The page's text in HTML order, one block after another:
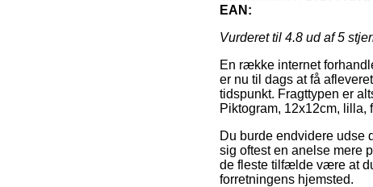
EAN:
Vurderet til 4.8 ud af 5
En række internet
er nu til dags at få
tidspunkt. Fragttypen er
Piktogram, 12x12cm,
Du burde endvidere udse
sig oftest en anelse mere
de fleste tilfælde være at
forretningens hjemsted.